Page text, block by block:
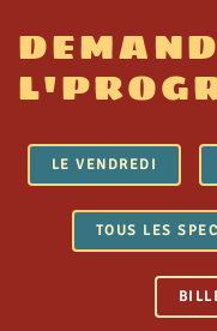
LE VENDREDI
TOUS LES